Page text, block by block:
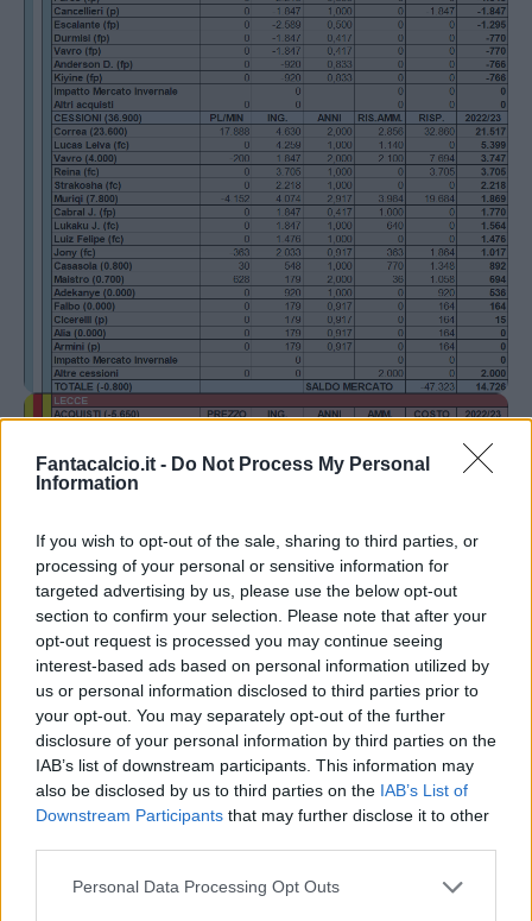
Fantacalcio.it - Do Not Process My Personal
Information
If you wish to opt-out of the sale, sharing to third parties, or
processing of your personal or sensitive information for
targeted advertising by us, please use the below opt-out
section to confirm your selection. Please note that after your
opt-out request is processed you may continue seeing
interest-based ads based on personal information utilized by
us or personal information disclosed to third parties prior to
your opt-out. You may separately opt-out of the further
disclosure of your personal information by third parties on the
IAB’s list of downstream participants. This information may
also be disclosed by us to third parties on the IAB’s List of
Downstream Participants that may further disclose it to other
Personal Data Processing Opt Outs